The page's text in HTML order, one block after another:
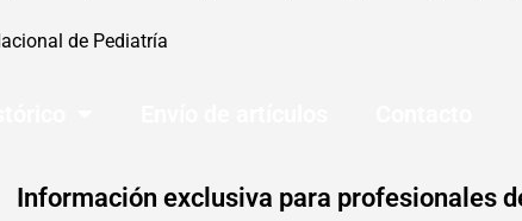
de Pediatría
Información exclusiva para profesionales